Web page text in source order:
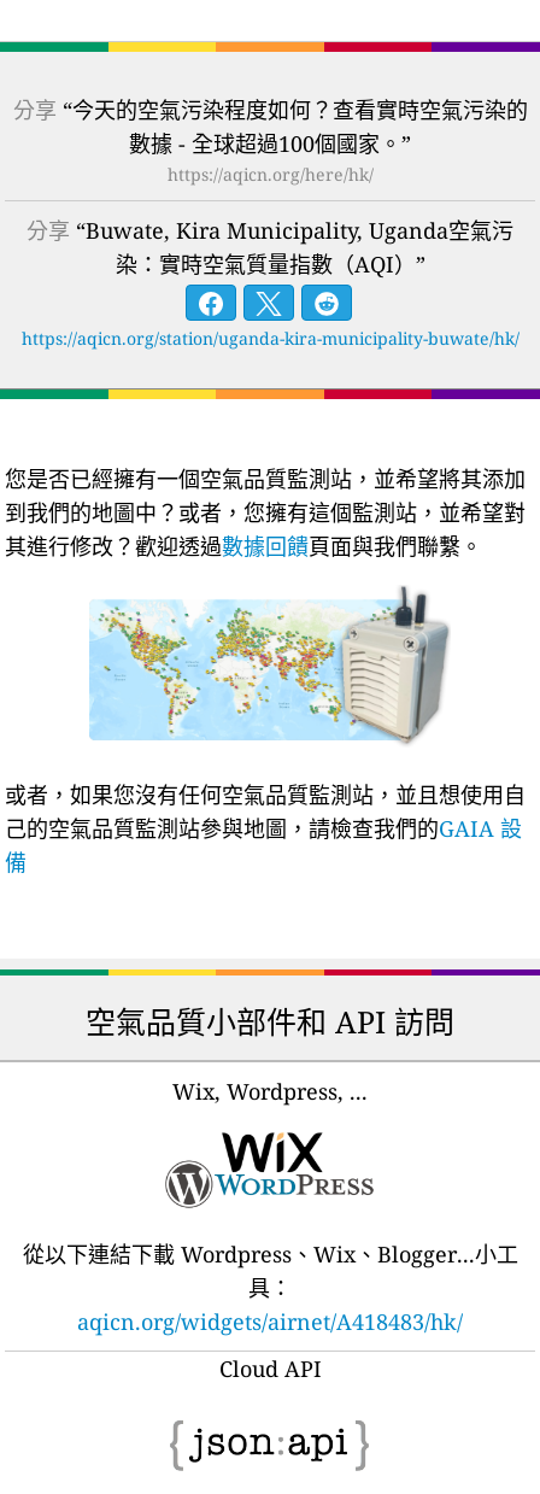
分享 “今天的空氣污染程度如何？查看實時空氣污染的
數據 - 全球超過100個國家。”
https://aqicn.org/here/hk/
分享 “Buwate, Kira Municipality, Uganda空氣污
染：實時空氣質量指數（AQI）”
https://aqicn.org/station/uganda-kira-municipality-buwate/hk/
您是否已經擁有一個空氣品質監測站，並希望將其添加
到我們的地圖中？或者，您擁有這個監測站，並希望對
其進行修改？歡迎透過數據回饋頁面與我們聯繫。
或者，如果您沒有任何空氣品質監測站，並且想使用自
己的空氣品質監測站參與地圖，請檢查我們的GAIA 設
備
空氣品質小部件和 API 訪問
Wix, Wordpress, ...
從以下連結下載 Wordpress、Wix、Blogger...小工
具：
aqicn.org/widgets/airnet/A418483/hk/
Cloud API